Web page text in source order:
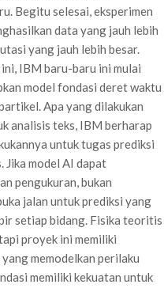
Begitu selesai, eksperimen
data yang jauh lebih
yang jauh lebih besar.
IBM baru-baru ini mulai
model fondasi deret waktu
Apa yang dilakukan
analisis teks, IBM berharap
untuk tugas prediksi
model AI dapat
pengukuran, bukan
jalan untuk prediksi yang
setiap bidang. Fisika teoritis
proyek ini memiliki
memodelkan perilaku
memiliki kekuatan untuk